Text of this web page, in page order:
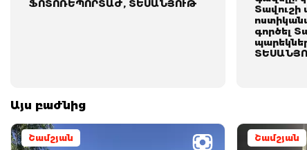
ՖՈՏՈՌԵՊՈՐՏԱԺ, ՏԵՍԱՆՅՈՒԹ
Տավուշի
գործել
Այս բաժնից
Շամշյան Շամշյան